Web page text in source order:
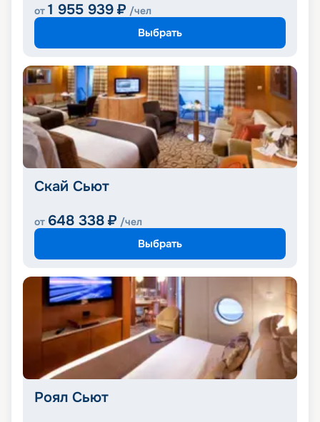
от 1 955 939 ₽ /чел
Выбрать
Скай Сьют
от 648 338 ₽ /чел
Выбрать
Роял Сьют